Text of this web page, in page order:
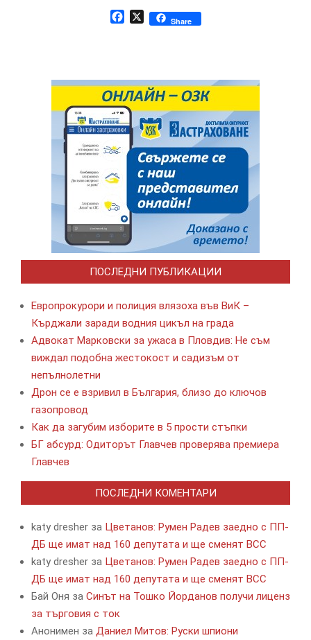
Facebook
X Share
ПОСЛЕДНИ ПУБЛИКАЦИИ
Европрокурори и полиция влязоха във ВиК –
Кърджали заради водния цикъл на града
Адвокат Марковски за ужаса в Пловдив: Не съм
виждал подобна жестокост и садизъм от
непълнолетни
Дрон се е взривил в България, близо до ключов
газопровод
Как да загубим изборите в 5 прости стъпки
БГ абсурд: Одиторът Главчев проверява премиера
Главчев
ПОСЛЕДНИ КОМЕНТАРИ
katy dresher за Цветанов: Румен Радев заедно с ПП-
ДБ ще имат над 160 депутата и ще сменят ВСС
katy dresher за Цветанов: Румен Радев заедно с ПП-
ДБ ще имат над 160 депутата и ще сменят ВСС
Бай Оня за Синът на Тошко Йорданов получи лиценз
за търговия с ток
Анонимен за Даниел Митов: Руски шпиони